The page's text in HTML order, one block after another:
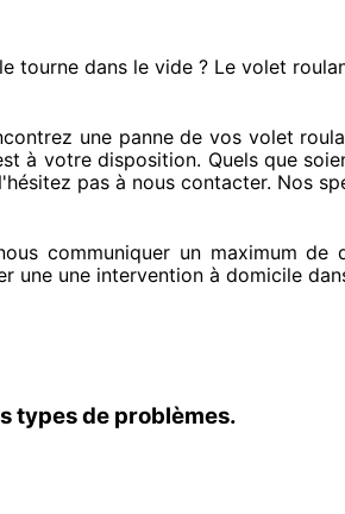
tourne dans le vide ? Le volet
une panne de vos volet
à votre disposition. Quels que
pas à nous contacter. Nos
communiquer un maximum de
une une intervention à domicile
types de problèmes.